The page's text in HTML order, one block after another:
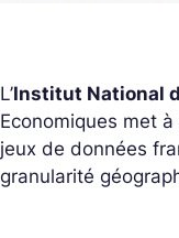
L’Institut National
Economiques met
jeux de données
granularité